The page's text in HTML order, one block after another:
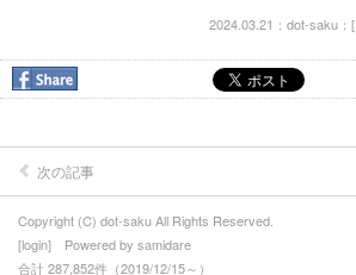
2024.03.21：dot-saku：[
次の記事
Copyright (C) dot-saku All Rights Reserved.
[login] Powered by samidare
合計 287,852件（2019/12/15～）